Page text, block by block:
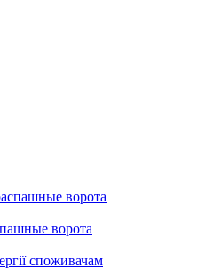
ворота